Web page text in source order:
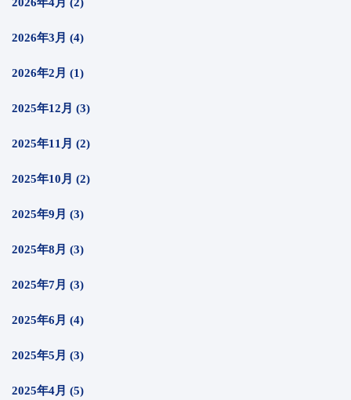
2026年4月 (2)
2026年3月 (4)
2026年2月 (1)
2025年12月 (3)
2025年11月 (2)
2025年10月 (2)
2025年9月 (3)
2025年8月 (3)
2025年7月 (3)
2025年6月 (4)
2025年5月 (3)
2025年4月 (5)